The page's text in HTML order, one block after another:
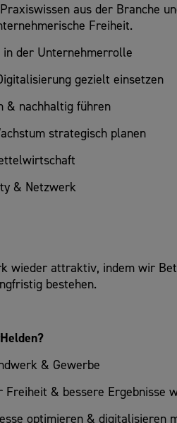
aus der Branche
Freiheit.
der Unternehmerrolle
gezielt einsetzen
& nachhaltig führen
strategisch planen
& Netzwerk
wieder attraktiv, indem wir
bestehen.
& Gewerbe
& bessere Ergebnisse
optimieren & digitalisieren